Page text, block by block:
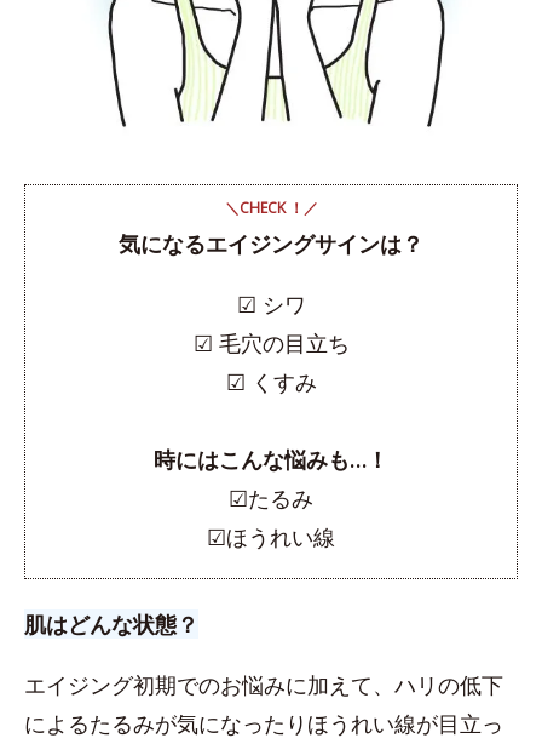
＼CHECK ！／
気になるエイジングサインは？
☑︎ シワ
☑︎ 毛穴の目立ち
☑︎ くすみ
時にはこんな悩みも…！
☑︎たるみ
☑︎ほうれい線
肌はどんな状態？
エイジング初期でのお悩みに加えて、ハリの低下
によるたるみが気になったりほうれい線が目立っ